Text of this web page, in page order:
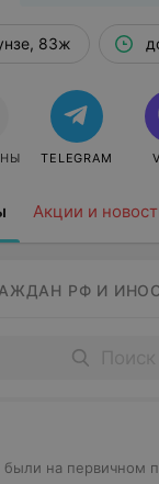
Акции и
83ж
TELEGRAM
РФ И
на первичном